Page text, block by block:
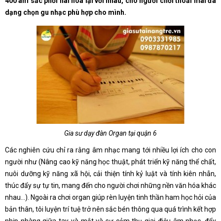
dạng chọn gu nhạc phù hợp cho mình.
Gia sư dạy đàn Organ tại quận 6
Các nghiên cứu chỉ ra rằng âm nhạc mang tới nhiều lợi ích cho con
người như (Nâng cao kỹ năng học thuật, phát triển kỹ năng thể chất,
nuôi dưỡng kỹ năng xã hội, cải thiện tính kỷ luật và tính kiên nhẫn,
thúc đẩy sự tự tin, mang đến cho người chơi những nền văn hóa khác
nhau…). Ngoài ra chơi organ giúp rèn luyện tinh thần ham học hỏi của
bản thân, tôi luyện trí tuệ trở nên sắc bén thông qua quá trình kết hợp